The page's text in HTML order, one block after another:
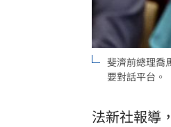
斐濟前總理喬
要對話平台。
法新社報導